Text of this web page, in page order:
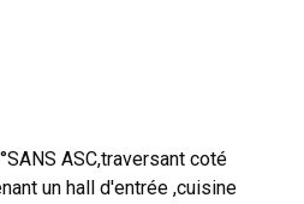
ASC,traversant coté
un hall d'entrée ,cuisine